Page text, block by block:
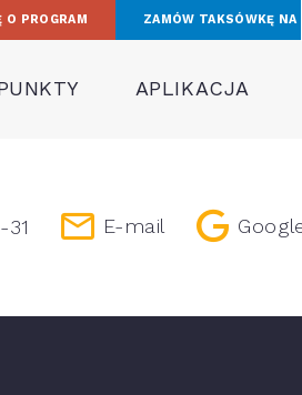
O PROGRAM ZAMÓW TAKSÓWKĘ NA
APLIKACJA
31 E-mail